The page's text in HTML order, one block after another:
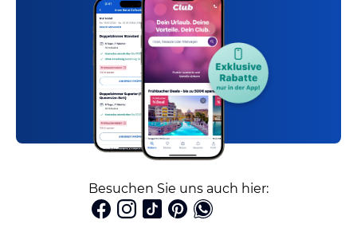
Besuchen Sie uns auch hier: